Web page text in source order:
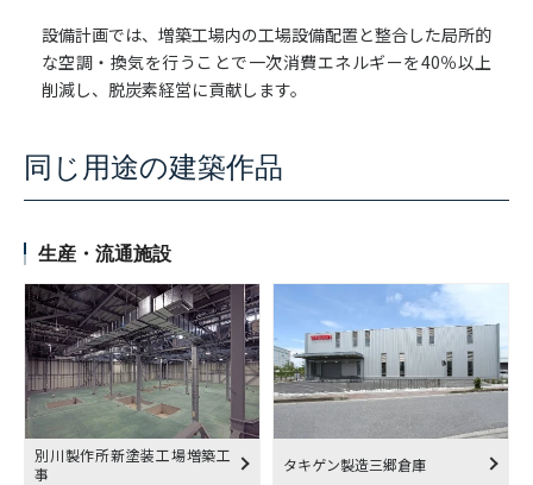
設備計画では、増築工場内の工場設備配置と整合した局所的
な空調・換気を行うことで一次消費エネルギーを40％以上
削減し、脱炭素経営に貢献します。
同じ用途の建築作品
生産・流通施設
別川製作所新塗装工場増築工
事
タキゲン製造三郷倉庫